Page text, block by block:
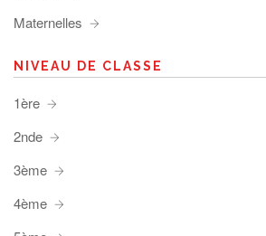
Maternelles
NIVEAU DE CLASSE
1ère
2nde
3ème
4ème